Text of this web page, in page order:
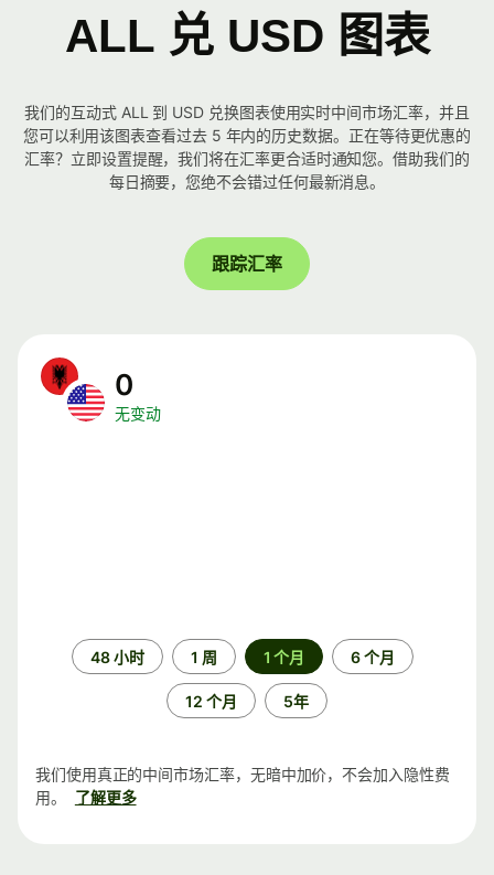
ALL 兑 USD 图表
我们的互动式 ALL 到 USD 兑换图表使用实时中间市场汇率，并且
您可以利用该图表查看过去 5 年内的历史数据。正在等待更优惠的
汇率？立即设置提醒，我们将在汇率更合适时通知您。借助我们的
每日摘要，您绝不会错过任何最新消息。
跟踪汇率
0
无变动
48 小时 1 周 1 个月 6 个月
12 个月 5年
我们使用真正的中间市场汇率，无暗中加价，不会加入隐性费
用。
了解更多